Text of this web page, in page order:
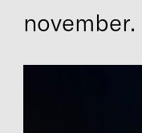
november.